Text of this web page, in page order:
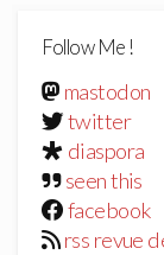
Follow Me !
mastodon
twitter
diaspora
seen this
facebook
rss revue